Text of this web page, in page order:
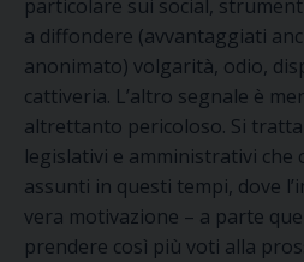
particolare sui social,
a diffondere (avvantaggiati
anonimato) volgarità, odio,
cattiveria. L’altro segnale è
altrettanto pericoloso. Si
legislativi e amministrativi che
assunti in questi tempi, dove
vera motivazione – a parte
prendere così più voti alla